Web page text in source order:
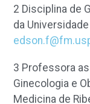
2 Disciplina de
da Universidade
3 Professora
Ginecologia e
Medicina de